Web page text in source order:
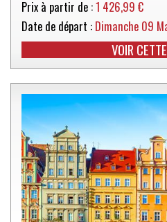
Prix à partir de :1 426,99 €
Date de départ : Dimanche 09
VOIR